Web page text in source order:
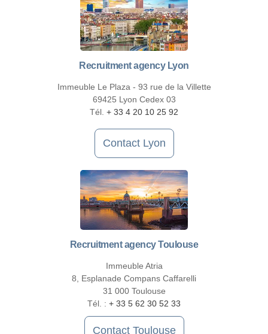
Recruitment agency Lyon
Immeuble Le Plaza - 93 rue de la Villette
69425 Lyon Cedex 03
Tél. + 33 4 20 10 25 92
Contact Lyon
Recruitment agency Toulouse
Immeuble Atria
8, Esplanade Compans Caffarelli
31 000 Toulouse
Tél. : + 33 5 62 30 52 33
Contact Toulouse